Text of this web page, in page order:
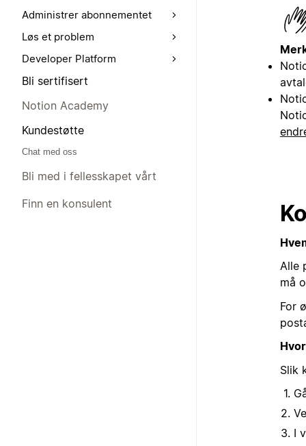
Administrer abonnementet
Løs et problem
Developer Platform
Bli sertifisert
Notion Academy
Kundestøtte
Chat med oss
Bli med i fellesskapet vårt
Finn en konsulent
Alle
må
For
Slik
I